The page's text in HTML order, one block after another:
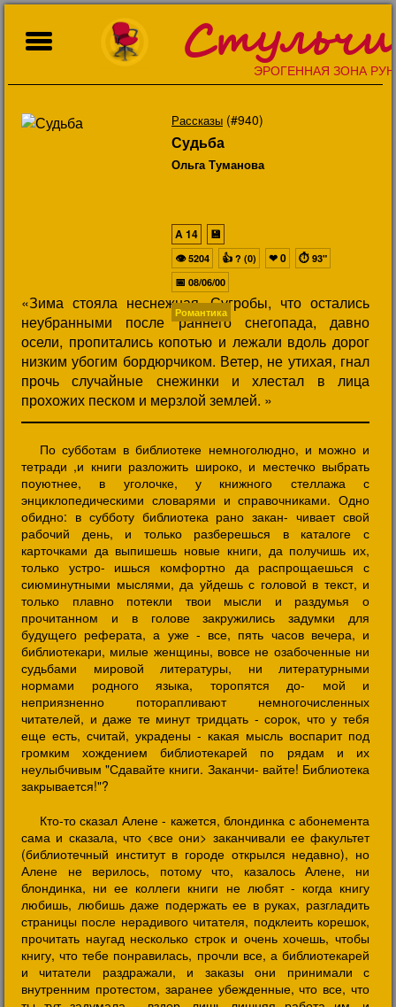
ЭРОГЕННАЯ ЗОНА
Рассказы (#940)
Судьба
Ольга Туманова
«Зима стояла неснежная. Сугробы, что остались
неубранными после раннего снегопада, давно
осели, пропитались копотью и лежали вдоль дорог
низким убогим бордюрчиком. Ветер, не утихая, гнал
прочь случайные снежинки и хлестал в лица
прохожих песком и мерзлой землей. »
A14
💾
👁5204 👍 ? (0) ❤0 ⏱ 93"
📅 08/06/00
Романтика
По субботам в библиотеке немноголюдно, и можно и
тетради ,и книги разложить широко, и местечко выбрать
поуютнее, в уголочке, у книжного стеллажа с
энциклопедическими словарями и справочниками. Одно
обидно: в субботу библиотека рано закан- чивает свой
рабочий день, и только разберешься в каталоге с
карточками да выпишешь новые книги, да получишь их,
только устро- ишься комфортно да распрощаешься с
сиюминутными мыслями, да уйдешь с головой в текст, и
только плавно потекли твои мысли и раздумья о
прочитанном и в голове закружились задумки для
будущего реферата, а уже - все, пять часов вечера, и
библиотекари, милые женщины, вовсе не озабоченные ни
судьбами мировой литературы, ни литературными
нормами родного языка, торопятся до- мой и
неприязненно поторапливают немногочисленных
читателей, и даже те минут тридцать - сорок, что у тебя
еще есть, считай, украдены - какая мысль воспарит под
громким хождением библиотекарей по рядам и их
неулыбчивым "Сдавайте книги. Заканчи- вайте! Библиотека
закрывается!"?
Кто-то сказал Алене - кажется, блондинка с абонемента
сама и сказала, что <все они> заканчивали ее факультет
(библиотечный институт в городе открылся недавно), но
Алене не верилось, потому что, казалось Алене, ни
блондинка, ни ее коллеги книги не любят - когда книгу
любишь, любишь даже подержать ее в руках, разгладить
страницы после нерадивого читателя, подклеить корешок,
прочитать наугад несколько строк и очень хочешь, чтобы
книгу, что тебе понравилась, прочли все, а библиотекарей
и читатели раздражали, и заказы они принимали с
внутренним протестом, заранее убежденные, что все, что